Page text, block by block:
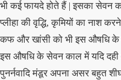
भी कई फायदे होते हैं | इसका सेवन
प्लीहा की वृद्धि, कृमियों का नाश
कफ और खांसी को भी इस औषधि के
इस औषधि के सेवन काल में यदि
पुनर्नवादि मंडूर अपना असर बहुत